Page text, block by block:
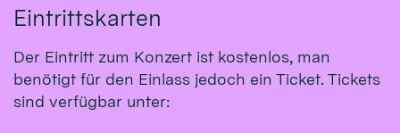
Eintrittskarten
Der Eintritt zum Konzert ist kostenlos, man
benötigt für den Einlass jedoch ein Ticket. Tickets
sind verfügbar unter: